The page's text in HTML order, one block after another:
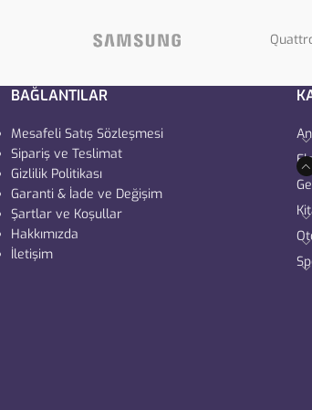
BAĞLANTILAR
Mesafeli Satış Sözleşmesi
Sipariş ve Teslimat
Gizlilik Politikası
Garanti & İade ve Değişim
Şartlar ve Koşullar
Hakkımızda
İletişim